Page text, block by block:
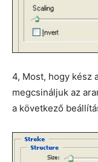
4, Most, hogy kész
megcsináljuk az
a következő